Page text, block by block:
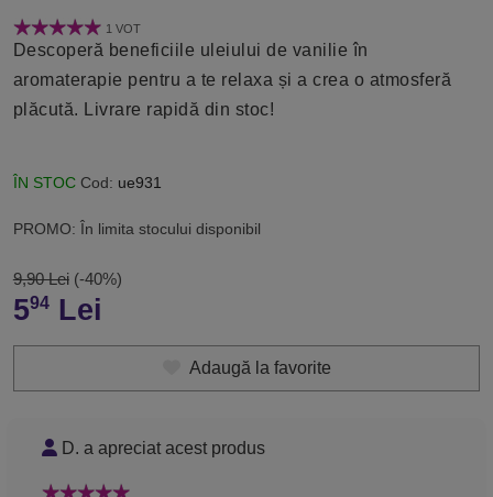
1 VOT
Descoperă beneficiile uleiului de vanilie în
aromaterapie pentru a te relaxa și a crea o atmosferă
plăcută. Livrare rapidă din stoc!
ÎN STOC Cod: ue931
PROMO: În limita stocului disponibil
9,90 Lei(-40%)
594Lei
Adaugă la favorite
D. a apreciat acest produs